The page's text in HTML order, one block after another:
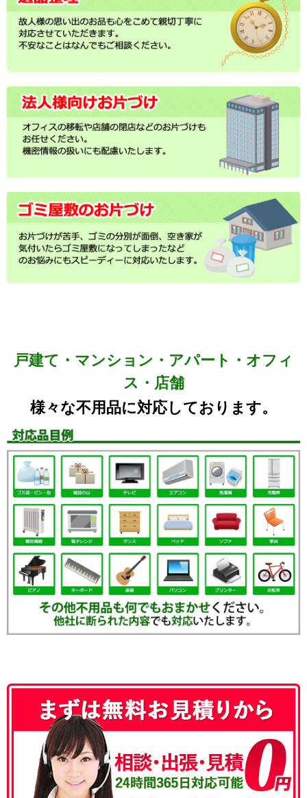
戸建て・マンション・アパート・オフィ
ス・店舗
様々な不用品に対応しております。